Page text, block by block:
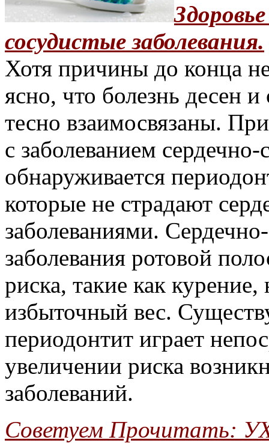
сосудистые заболевания.
Хотя причины до конца
ясно, что болезнь десен и
тесно взаимосвязаны.
с заболеванием
обнаруживается
которые не страдают
заболеваниями.
заболевания ротовой
риска, такие как
избыточный вес.
периодонтит играет
увеличении риска
заболеваний.
Советуем Прочитать: